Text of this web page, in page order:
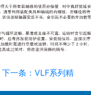
下一条：VLF系列精